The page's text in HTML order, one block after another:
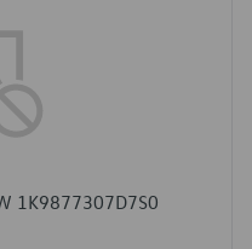
1K9877307D7S0